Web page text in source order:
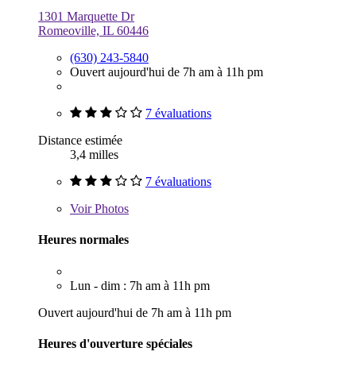
1301 Marquette Dr
Romeoville, IL 60446
(630) 243-5840
Ouvert aujourd'hui de 7h am à 11h pm
7 évaluations
Distance estimée
3,4 milles
7 évaluations
VoirPhotos
Heures normales
Lun - dim : 7h am à 11h pm
Ouvert aujourd'hui de 7h am à 11h pm
Heures d'ouverture spéciales